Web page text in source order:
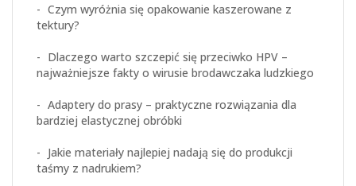
Czym wyróżnia się opakowanie kaszerowane z
tektury?
Dlaczego warto szczepić się przeciwko HPV –
najważniejsze fakty o wirusie brodawczaka ludzkiego
Adaptery do prasy – praktyczne rozwiązania dla
bardziej elastycznej obróbki
Jakie materiały najlepiej nadają się do produkcji
taśmy z nadrukiem?